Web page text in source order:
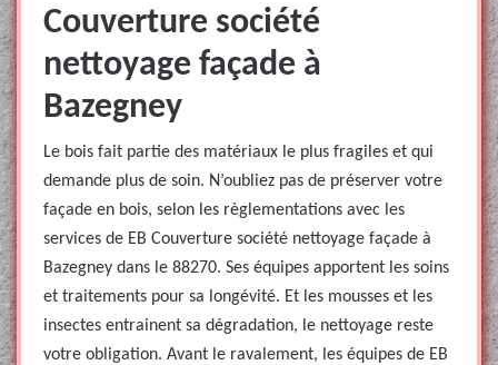
Couverture société
nettoyage façade à
Bazegney
Le bois fait partie des matériaux le plus fragiles et qui
demande plus de soin. N’oubliez pas de préserver votre
façade en bois, selon les règlementations avec les
services de EB Couverture société nettoyage façade à
Bazegney dans le 88270. Ses équipes apportent les soins
et traitements pour sa longévité. Et les mousses et les
insectes entrainent sa dégradation, le nettoyage reste
votre obligation. Avant le ravalement, les équipes de EB